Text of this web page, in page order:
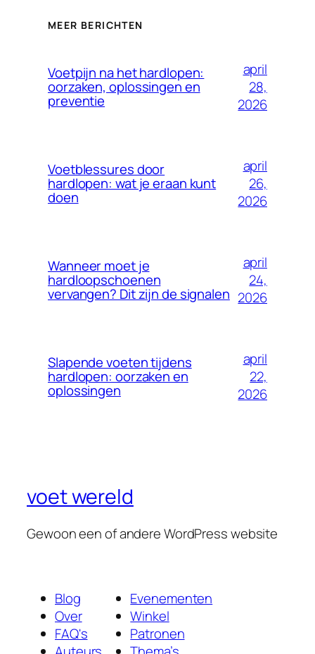
MEER BERICHTEN
Voetpijn na het hardlopen:
oorzaken, oplossingen en
preventie
april
28,
2026
Voetblessures door
hardlopen: wat je eraan kunt
doen
april
26,
2026
Wanneer moet je
hardloopschoenen
vervangen? Dit zijn de signalen
april
24,
2026
Slapende voeten tijdens
hardlopen: oorzaken en
oplossingen
april
22,
2026
voet wereld
Gewoon een of andere WordPress website
Blog
Over
FAQ's
Evenementen
Winkel
Patronen